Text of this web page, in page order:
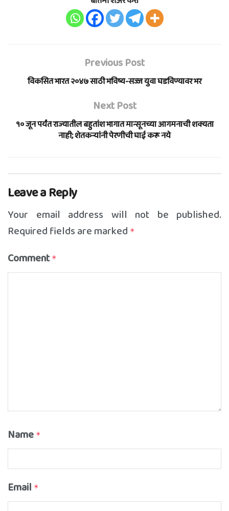
Previous Post
विकसित भारत २०४७ साठी भविष्य-सज्ज युवा घडविण्यावर भर
Next Post
१० जून पर्यंत राज्यातील बहुतांश भागात मान्सूनच्या आगमनाची शक्यता
नाही; शेतकऱ्यांनी पेरणीची घाई करू नये
Leave a Reply
Your email address will not be published.
Required fields are marked *
Comment *
Name *
Email *